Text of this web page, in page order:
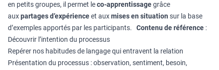
en petits groupes, il permet leco-apprentissagegrâce
auxpartages d’expérienceet auxmises en situation sur la base
d’exemples apportés par les participants. Contenu de référence :
Découvrir l’intention du processus
Repérer nos habitudes de langage qui entravent la relation
Présentation du processus : observation, sentiment, besoin,